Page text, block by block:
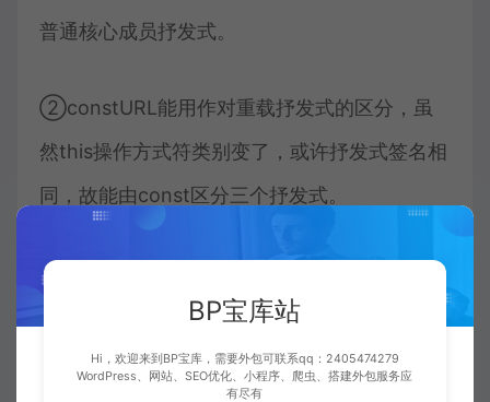
普通核心成员抒发式。
②constURL能用作对重载抒发式的区分，虽
然this操作方式符类别变了，或许抒发式签名相
同，故能由const区分三个抒发式。
各种情形其实都能通过this操作方式符的类别来分
析！！！
3.const润色模块 ，通常用作pass-by-
reference用以避免拷贝，但又不想抒发式修改
BP宝库站
Hi，欢迎来到BP宝库，需要外包可联系qq：2405474279
WordPress、网站、SEO优化、小程序、爬虫、搭建外包服务应
有尽有